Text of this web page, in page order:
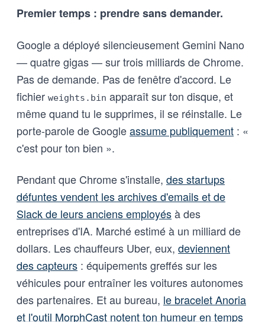
Premier temps : prendre sans demander.
Google a déployé silencieusement Gemini Nano
— quatre gigas — sur trois milliards de Chrome.
Pas de demande. Pas de fenêtre d'accord. Le
fichier weights.bin apparaît sur ton disque, et
même quand tu le supprimes, il se réinstalle. Le
porte-parole de Googleassume publiquement : «
c'est pour ton bien ».
Pendant que Chrome s'installe, des startups
défuntes vendent les archives d'emails et de
Slack de leurs anciens employésà des
entreprises d'IA. Marché estimé à un milliard de
dollars. Les chauffeurs Uber, eux, deviennent
des capteurs : équipements greffés sur les
véhicules pour entraîner les voitures autonomes
des partenaires. Et au bureau, le bracelet Anoria
et l'outil MorphCast notent ton humeur en temps